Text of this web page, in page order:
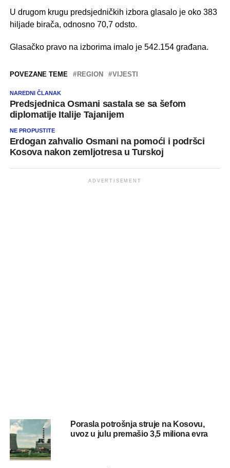
U drugom krugu predsjedničkih izbora glasalo je oko 383
hiljade birača, odnosno 70,7 odsto.
Glasačko pravo na izborima imalo je 542.154 građana.
POVEZANE TEME REGION VIJESTI
NAREDNI ČLANAK
Predsjednica Osmani sastala se sa šefom
diplomatije Italije Tajanijem
NE PROPUSTITE
Erdogan zahvalio Osmani na pomoći i podršci
Kosova nakon zemljotresa u Turskoj
ADVERTISEMENT
Porasla potrošnja struje na Kosovu,
uvoz u julu premašio 3,5 miliona evra